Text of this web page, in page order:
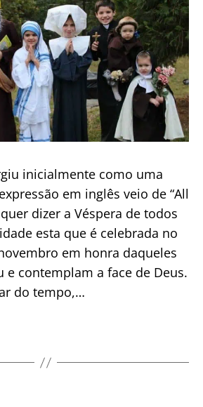
inicialmente como uma
em inglês veio de “All
dizer a Véspera de todos
esta que é celebrada no
em honra daqueles
e contemplam a face de Deus.
do tempo,…